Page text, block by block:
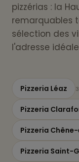
pizzérias : la
remarquables
sélection des
l'adresse
Pizzeria Léaz
Pizzeria
Pizzeria
Pizzeria Saint-